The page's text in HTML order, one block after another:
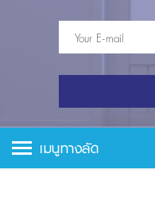
เมนูทางลัด